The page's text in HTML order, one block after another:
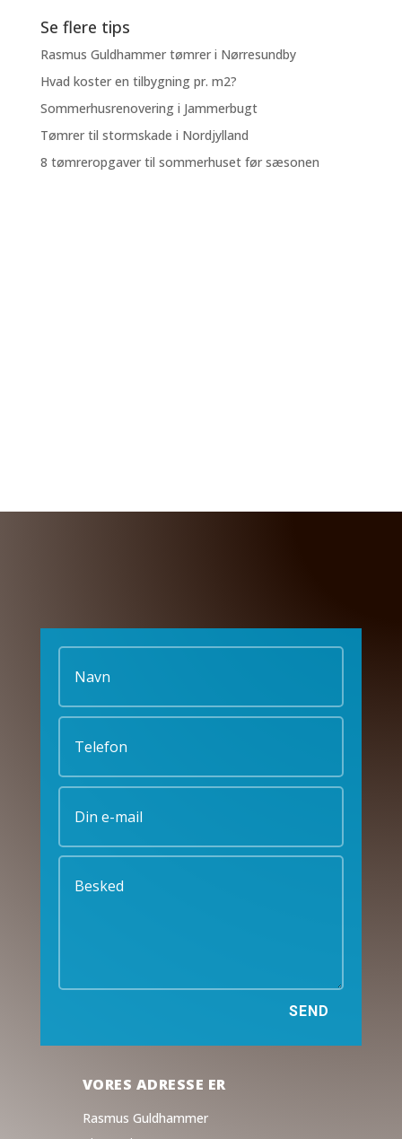
Se flere tips
Rasmus Guldhammer tømrer i Nørresundby
Hvad koster en tilbygning pr. m2?
Sommerhusrenovering i Jammerbugt
Tømrer til stormskade i Nordjylland
8 tømreropgaver til sommerhuset før sæsonen
SEND
VORES ADRESSE ER
Rasmus Guldhammer